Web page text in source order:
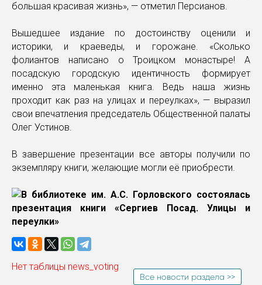
большая красивая жизнь», — отметил Персианов.
Вышедшее издание по достоинству оценили и
историки, и краеведы, и горожане. «Сколько
фолиантов написано о Троицком монастыре! А
посадскую городскую идентичность формирует
именно эта маленькая книга. Ведь наша жизнь
проходит как раз на улицах и переулках», — выразил
свои впечатления председатель Общественной палаты
Олег Устинов.
В завершение презентации все авторы получили по
экземпляру книги, желающие могли её приобрести.
Нет таблицы news_voting
Все новости раздела >>